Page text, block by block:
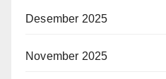
Desember 2025
November 2025